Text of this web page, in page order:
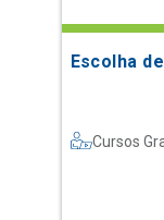
Escolha
Cursos